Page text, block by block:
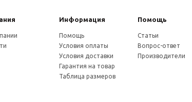
Информация Помощь
Помощь
Условия оплаты
Условия доставки
Гарантия на товар
Таблица размеров
Статьи
Вопрос-ответ
Производители